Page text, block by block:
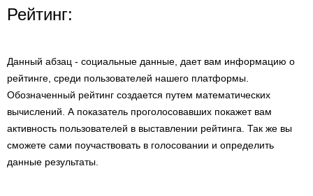
Рейтинг:
Данный абзац - социальные данные, дает вам информацию о
рейтинге, среди пользователей нашего платформы.
Обозначенный рейтинг создается путем математических
вычислений. А показатель проголосовавших покажет вам
активность пользователей в выставлении рейтинга. Так же вы
сможете сами поучаствовать в голосовании и определить
данные результаты.